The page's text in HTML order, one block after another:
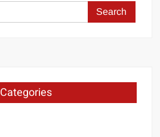
Search
for:
Categories